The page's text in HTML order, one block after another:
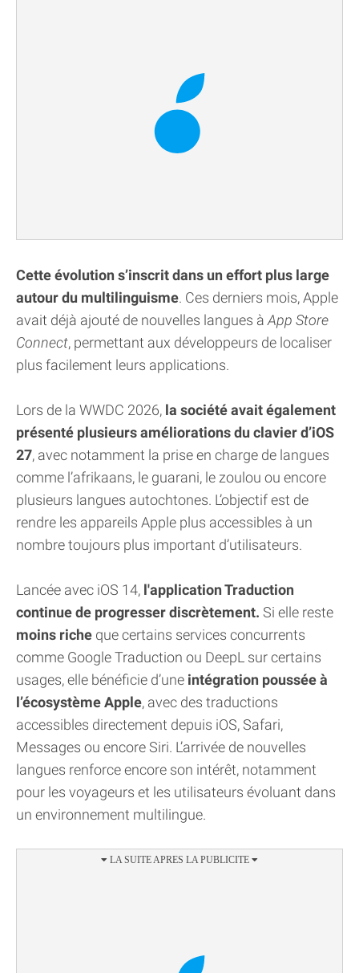
Cette évolution s’inscrit dans un effort plus large
autour du multilinguisme. Ces derniers mois, Apple
avait déjà ajouté de nouvelles langues àApp Store
Connect, permettant aux développeurs de localiser
plus facilement leurs applications.
Lors de la WWDC 2026, la société avait également
présenté plusieurs améliorations du clavier d’iOS
27, avec notamment la prise en charge de langues
comme l’afrikaans, le guarani, le zoulou ou encore
plusieurs langues autochtones. L’objectif est de
rendre les appareils Apple plus accessibles à un
nombre toujours plus important d’utilisateurs.
Lancée avec iOS 14, l'application Traduction
continue de progresser discrètement. Si elle reste
moins riche que certains services concurrents
comme Google Traduction ou DeepL sur certains
usages, elle bénéficie d’une intégration poussée à
l’écosystème Apple, avec des traductions
accessibles directement depuis iOS, Safari,
Messages ou encore Siri. L’arrivée de nouvelles
langues renforce encore son intérêt, notamment
pour les voyageurs et les utilisateurs évoluant dans
un environnement multilingue.